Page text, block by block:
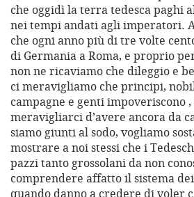
che oggidì la terra tedesca paghi
nei tempi andati agli imperatori.
che ogni anno più di tre volte
di Germania a Roma, e proprio
non ne ricaviamo che dileggio e
ci meravigliamo che principi,
campagne e genti impoveriscono
meravigliarci d’avere ancora da
siamo giunti al sodo, vogliamo
mostrare a noi stessi che i
pazzi tanto grossolani da non
comprendere affatto il sistema
quando danno a credere di voler